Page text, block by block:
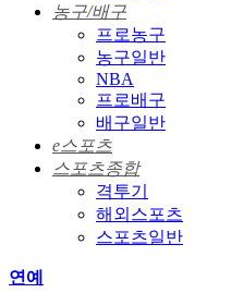
농구/배구
프로농구
농구일반
NBA
프로배구
배구일반
e스포츠
스포츠종합
격투기
해외스포츠
스포츠일반
연예